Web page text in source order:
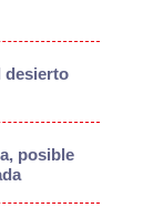
desierto
posible